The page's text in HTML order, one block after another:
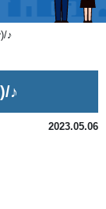
♪
♪
2023.05.06